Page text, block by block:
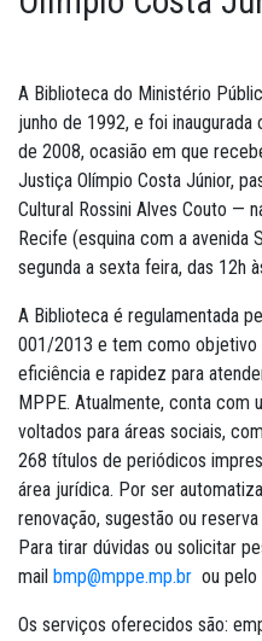
A Biblioteca do Ministério
junho de 1992, e foi
de 2008, ocasião em que
Justiça Olímpio Costa Júnior,
Cultural Rossini Alves Couto —
Recife (esquina com a avenida
segunda a sexta feira, das 12h
A Biblioteca é regulamentada
001/2013 e tem como objetivo
eficiência e rapidez para
MPPE. Atualmente, conta com
voltados para áreas sociais,
268 títulos de periódicos
área jurídica. Por ser
renovação, sugestão ou
Para tirar dúvidas ou solicitar
mail bmp@mppe.mp.br ou
Os serviços oferecidos são: